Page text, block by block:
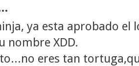
ya esta aprobado el
nombre XDD.
eres tan